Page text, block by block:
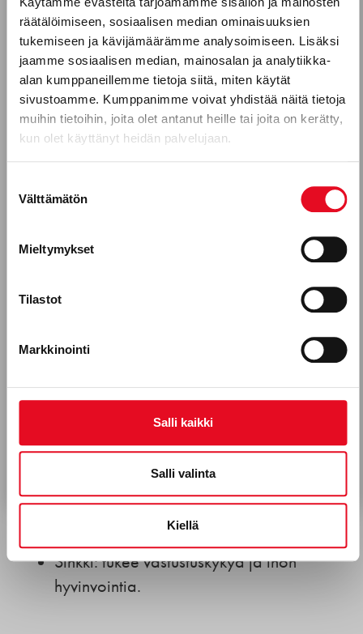
räätälöimiseen, sosiaalisen median ominaisuuksien
tukemiseen ja kävijämäärämme analysoimiseen. Lisäksi
jaamme sosiaalisen median, mainosalan ja analytiikka-
alan kumppaneillemme tietoja siitä, miten käytät
sivustoamme. Kumppanimme voivat yhdistää näitä tietoja
muihin tietoihin, joita olet antanut heille tai joita on kerätty,
kun olet käyttänyt heidän palvelujaan.
valinta
Välttämätön
Mieltymykset
Tilastot
Markkinointi
Salli kaikki
Salli valinta
Kiellä
aineenvaihdunnalle ja hermoston toiminnalle:
B1-vitamiini (tiamiini): edistää
hiilihydraattien aineenvaihduntaa.
B3-vitamiini (niasiini): tukee energia-
aineenvaihduntaa ja ihon terveyttä.
B6-vitamiini: osallistuu proteiinien
immuunijärjestelmän toimintaan.
jakautumiselle ja punasolujen
Magnesium: tukee lihasten ja hermoston
toimintaa.
Fosfori: tärkeä luustolle ja solujen
energiantuotannolle.
Kalium: säätelee verenpainetta ja
Sinkki: tukee vastustuskykyä ja ihon
hyvinvointia.
Puhelinnumero
Mitkä seuraavista aihealueista
kiinnostavat sinua?
Reseptit
Porokylän leipomo Oy, leipomoala
Hyväksyn Porokylän Leipomo Oy:n viestinnän.*
Tietosuojaseloste
Tilaa uutiskirje